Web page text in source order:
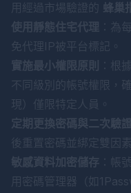
用經過市場驗證的 蜂巢
使用靜態住宅代理 ：為
免代理IP被平台標記。
實施最小權限原則 ：根
不同級別的帳號權限，
現）僅限特定人員。
定期更換密碼與二次驗證
後重置密碼並綁定雙因素
敏感資料加密儲存 ：帳
用密碼管理器（如